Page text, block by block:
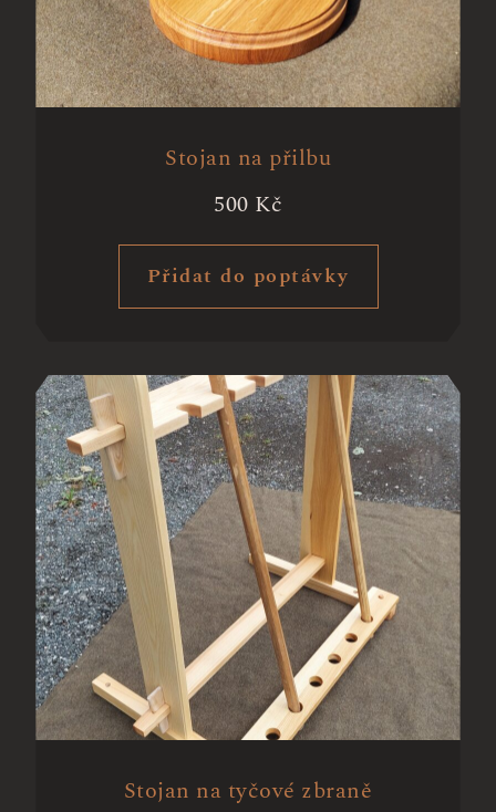
Stojan na přilbu
500 Kč
Přidat do poptávky
Stojan na tyčové zbraně